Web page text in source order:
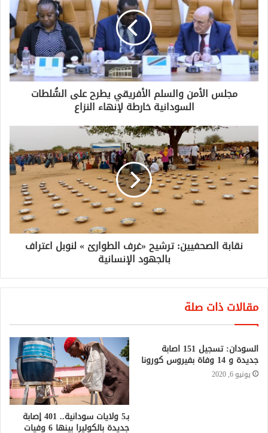
مجلس الأمن والسلم الأفريقي يطرح على السُّلطات
السودانية خارطة لإنهاء النزاع
نقابة الصحفيين: ترشيح «غرف الطوارئ » لنوبل اعتراف
بالجهود الإنسانية
مقالات ذات صلة
السودان: تسجيل 151 اصابة
جديدة و 14 وفاة بفيروس كورونا
يونيو 6, 2020
بـ5 ولايات سودانية.. 401 إصابة
جديدة بالكوليرا بينها 6 وفيات